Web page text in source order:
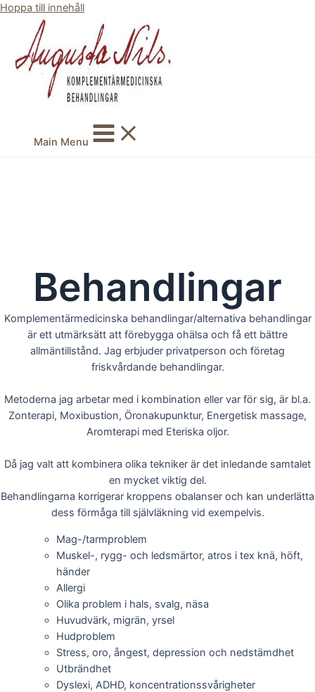
Hoppa till innehåll
Main Menu
Behandlingar
Komplementärmedicinska behandlingar/alternativa behandlingar
är ett utmärksätt att förebygga ohälsa och få ett bättre
allmäntillstånd. Jag erbjuder privatperson och företag
friskvårdande behandlingar.
Metoderna jag arbetar med i kombination eller var för sig, är bl.a.
Zonterapi, Moxibustion, Öronakupunktur, Energetisk massage,
Aromterapi med Eteriska oljor.
Då jag valt att kombinera olika tekniker är det inledande samtalet
en mycket viktig del.
Behandlingarna korrigerar kroppens obalanser och kan underlätta
dess förmåga till självläkning vid exempelvis.
Mag-/tarmproblem
Muskel-, rygg- och ledsmärtor, atros i tex knä, höft,
händer
Allergi
Olika problem i hals, svalg, näsa
Huvudvärk, migrän, yrsel
Hudproblem
Stress, oro, ångest, depression och nedstämdhet
Utbrändhet
Dyslexi, ADHD, koncentrationssvårigheter